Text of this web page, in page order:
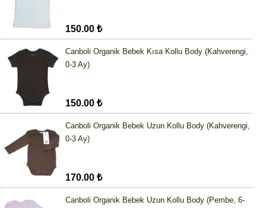
150.00 ₺
Canboli Organik Bebek Kısa Kollu Body (Kahverengi,
0-3 Ay)
150.00 ₺
Canboli Organik Bebek Uzun Kollu Body (Kahverengi,
0-3 Ay)
170.00 ₺
Canboli Organik Bebek Uzun Kollu Body (Pembe, 6-